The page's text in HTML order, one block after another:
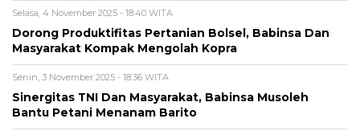
Selasa, 4 November 2025 - 18:40 WITA
Dorong Produktifitas Pertanian Bolsel, Babinsa Dan
Masyarakat Kompak Mengolah Kopra
Senin, 3 November 2025 - 18:36 WITA
Sinergitas TNI Dan Masyarakat, Babinsa Musoleh
Bantu Petani Menanam Barito